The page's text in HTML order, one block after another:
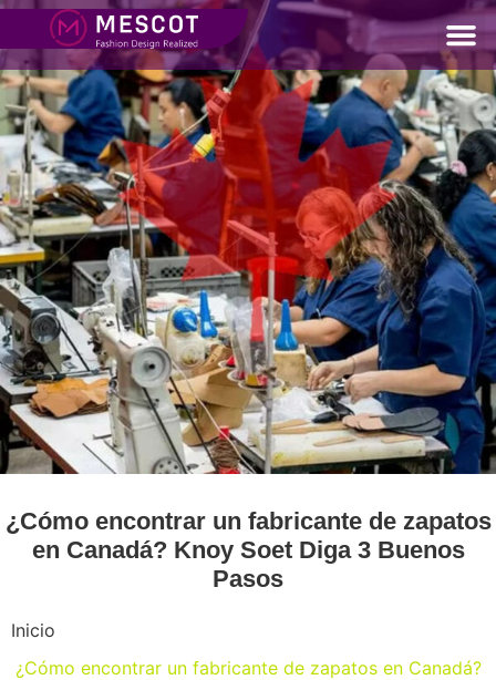
¿Cómo encontrar un fabricante de zapatos
en Canadá? Knoy Soet Diga 3 Buenos
Pasos
Inicio
¿Cómo encontrar un fabricante de zapatos en Canadá?